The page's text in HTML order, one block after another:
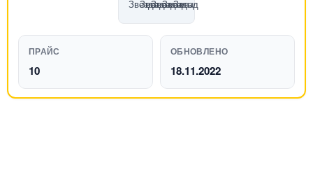
ПРАЙС
10
ОБНОВЛЕНО
18.11.2022